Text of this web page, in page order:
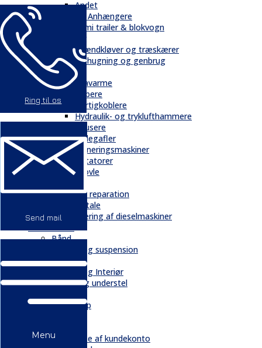
Ring til os
Send mail
Menu
Andet
Trailere / Anhængere
Semi trailer & blokvogn
Skovbrug
Brændkløver og træskærer
Flishugning og genbrug
Tilbehør
Gravarme
Gribere
Hurtigkoblere
Hydraulik- og tryklufthammere
Knusere
Pallegafler
Planeringsmaskiner
Rotatorer
Skovle
Service & reparation
Serviceaftale
Elektrificering af dieselmaskiner
Bånd
Chassis og suspension
Hydraulik
Kabiner og Interiør
Kæder og understel
Quickshop
Oprettelse af kundekonto